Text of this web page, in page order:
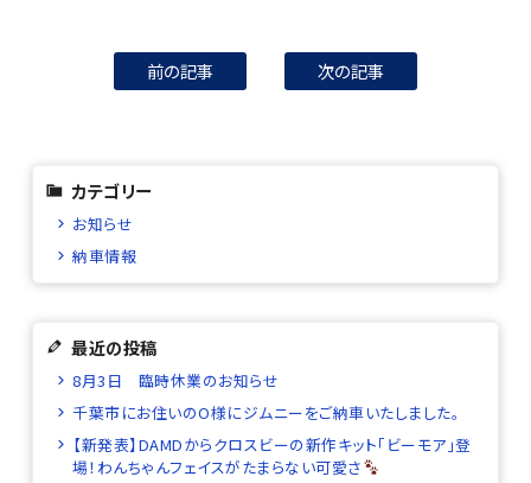
前の記事 次の記事
カテゴリー
お知らせ
納車情報
最近の投稿
8月3日 臨時休業のお知らせ
千葉市にお住いのO様にジムニーをご納車いたしました。
【新発表】DAMDからクロスビーの新作キット「ビーモア」登
場！わんちゃんフェイスがたまらない可愛さ